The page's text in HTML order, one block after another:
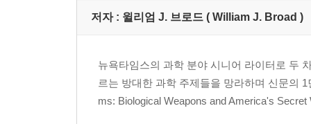
저자 : 윌리엄 J. 브로드 ( William J. Broad )
뉴욕타임스의 과학 분야 시니어 라이터로 두
르는 방대한 과학 주제들을 망라하며 신문의
ms: Biological Weapons and America's